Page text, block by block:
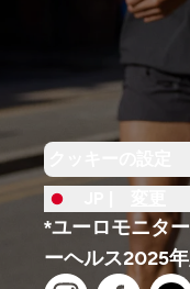
*ユーロモニタ
ーヘルス2025